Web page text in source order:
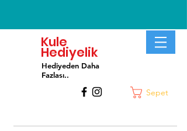
Kule
Hediyelik
Hediyeden Daha
Fazlası..
Sepet